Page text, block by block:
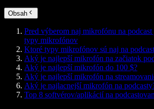
Obsah
Pred výberom naj mikrofónu na
typy mikrofónov
Ktoré typy mikrofónov sú naj na
Aký je najlepší mikrofón na začiatok
Aký je najlepší mikrofón do 100 $?
Aký je najlepší mikrofón na
Aký je najlacnejší mikrofón na
Top 8 softvérov/aplikácií na